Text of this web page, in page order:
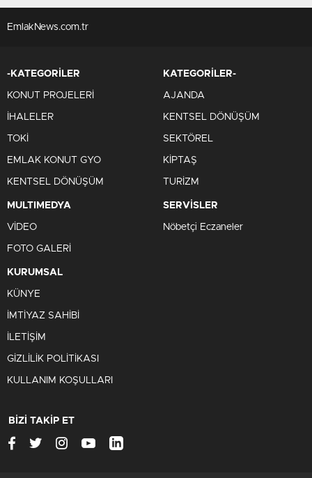
EmlakNews.com.tr
-KATEGORİLER
KONUT PROJELERİ
İHALELER
TOKİ
EMLAK KONUT GYO
KENTSEL DÖNÜŞÜM
KATEGORİLER-
AJANDA
KENTSEL DÖNÜŞÜM
SEKTÖREL
KİPTAŞ
TURİZM
MULTIMEDYA
VİDEO
FOTO GALERİ
SERVİSLER
Nöbetçi Eczaneler
KURUMSAL
KÜNYE
İMTİYAZ SAHİBİ
İLETİŞİM
GİZLİLİK POLİTİKASI
KULLANIM KOŞULLARI
BİZİ TAKİP ET